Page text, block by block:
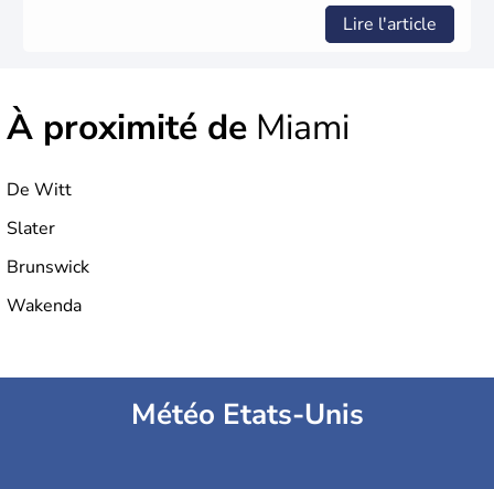
Lire l'article
À proximité de Miami
De Witt
Slater
Brunswick
Wakenda
Météo Etats-Unis